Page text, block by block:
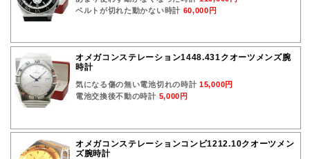
ベルトが切れた動かない時計 60,000円
オメガコンステレーション1448.431クオーツメンズ腕
時計
気になる傷の無い電池切れの時計15,000円
電池交換後不動の時計 5,000円
オメガコンステレーションコンビ1212.10クオーツメン
ズ腕時計